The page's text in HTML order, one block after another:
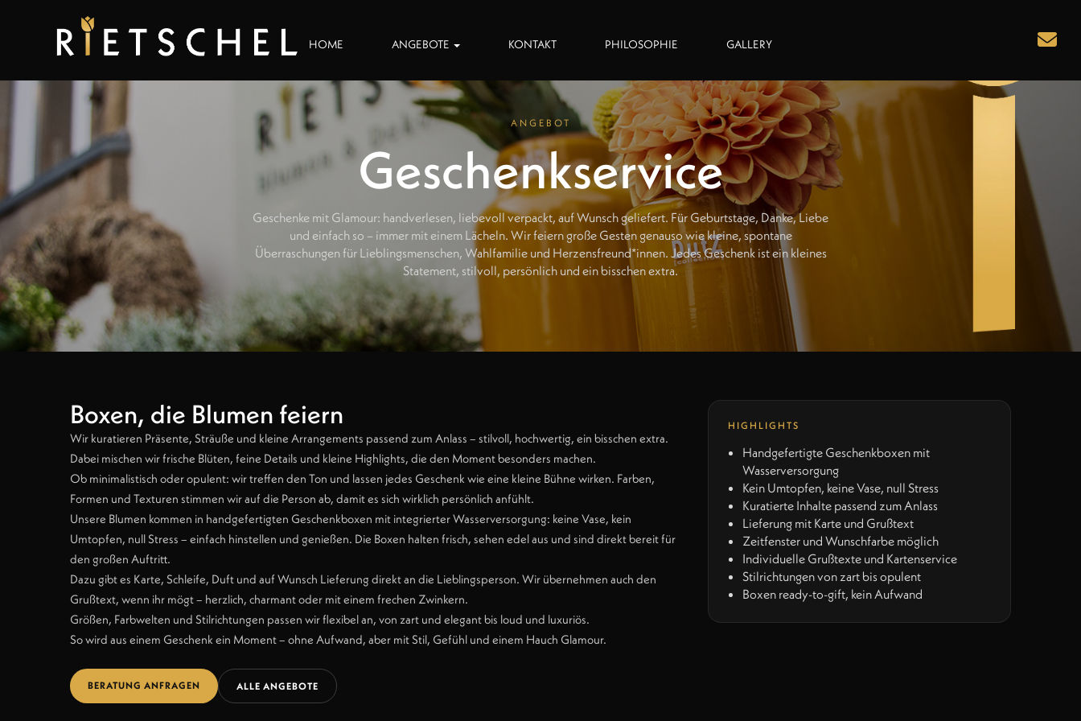
HOME ANGEBOTE KONTAKT PHILOSOPHIE GALLERY
ANGEBOT
Geschenkservice
Geschenke mit Glamour: handverlesen, liebevoll verpackt, auf Wunsch geliefert. Für Geburtstage, Danke, Liebe
und einfach so – immer mit einem Lächeln. Wir feiern große Gesten genauso wie kleine, spontane
Überraschungen für Lieblingsmenschen, Wahlfamilie und Herzensfreund*innen. Jedes Geschenk ist ein kleines
Statement, stilvoll, persönlich und ein bisschen extra.
Boxen, die Blumen feiern
Wir kuratieren Präsente, Sträuße und kleine Arrangements passend zum Anlass – stilvoll, hochwertig, ein bisschen extra.
Dabei mischen wir frische Blüten, feine Details und kleine Highlights, die den Moment besonders machen.
Ob minimalistisch oder opulent: wir treffen den Ton und lassen jedes Geschenk wie eine kleine Bühne wirken. Farben,
Formen und Texturen stimmen wir auf die Person ab, damit es sich wirklich persönlich anfühlt.
Unsere Blumen kommen in handgefertigten Geschenkboxen mit integrierter Wasserversorgung: keine Vase, kein
Umtopfen, null Stress – einfach hinstellen und genießen. Die Boxen halten frisch, sehen edel aus und sind direkt bereit für
den großen Auftritt.
Dazu gibt es Karte, Schleife, Duft und auf Wunsch Lieferung direkt an die Lieblingsperson. Wir übernehmen auch den
Grußtext, wenn ihr mögt – herzlich, charmant oder mit einem frechen Zwinkern.
Größen, Farbwelten und Stilrichtungen passen wir flexibel an, von zart und elegant bis loud und luxuriös.
So wird aus einem Geschenk ein Moment – ohne Aufwand, aber mit Stil, Gefühl und einem Hauch Glamour.
BERATUNG ANFRAGEN ALLE ANGEBOTE
HIGHLIGHTS
Handgefertigte Geschenkboxen mit
Wasserversorgung
Kein Umtopfen, keine Vase, null Stress
Kuratierte Inhalte passend zum Anlass
Lieferung mit Karte und Grußtext
Zeitfenster und Wunschfarbe möglich
Individuelle Grußtexte und Kartenservice
Stilrichtungen von zart bis opulent
Boxen ready-to-gift, kein Aufwand